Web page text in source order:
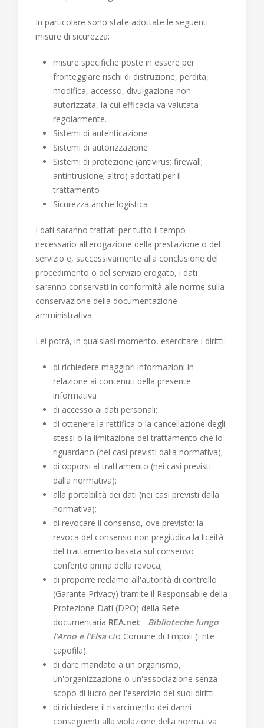
In particolare sono state adottate le seguenti
misure di sicurezza:
misure specifiche poste in essere per
fronteggiare rischi di distruzione, perdita,
modifica, accesso, divulgazione non
autorizzata, la cui efficacia va valutata
regolarmente.
Sistemi di autenticazione
Sistemi di autorizzazione
Sistemi di protezione (antivirus; firewall;
antintrusione; altro) adottati per il
trattamento
Sicurezza anche logistica
I dati saranno trattati per tutto il tempo
necessario all'erogazione della prestazione o del
servizio e, successivamente alla conclusione del
procedimento o del servizio erogato, i dati
saranno conservati in conformità alle norme sulla
conservazione della documentazione
amministrativa.
Lei potrà, in qualsiasi momento, esercitare i diritti:
di richiedere maggiori informazioni in
relazione ai contenuti della presente
informativa
di accesso ai dati personali;
di ottenere la rettifica o la cancellazione degli
stessi o la limitazione del trattamento che lo
riguardano (nei casi previsti dalla normativa);
di opporsi al trattamento (nei casi previsti
dalla normativa);
alla portabilità dei dati (nei casi previsti dalla
normativa);
di revocare il consenso, ove previsto: la
revoca del consenso non pregiudica la liceità
del trattamento basata sul consenso
conferito prima della revoca;
di proporre reclamo all'autorità di controllo
(Garante Privacy) tramite il Responsabile della
Protezione Dati (DPO) della Rete
documentaria REA.net - Biblioteche lungo
l’Arno e l’Elsac/o Comune di Empoli (Ente
capofila)
di dare mandato a un organismo,
un'organizzazione o un'associazione senza
scopo di lucro per l'esercizio dei suoi diritti
di richiedere il risarcimento dei danni
conseguenti alla violazione della normativa